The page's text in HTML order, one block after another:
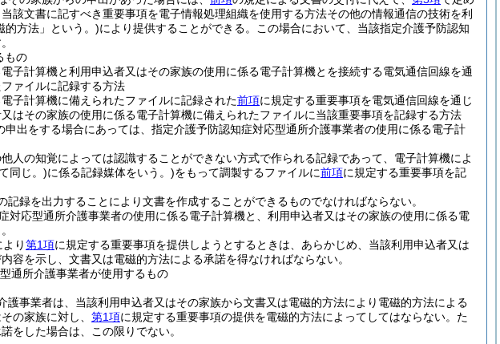
該文書に記すべき重要事項を電子情報処理組織を使用する方法その他の情報通信の技術を利
的方法」という。)により提供することができる。
この場合において、当該指定介護予防認知
もの
子計算機と利用申込者又はその家族の使用に係る電子計算機とを接続する電気通信回線を通
ァイルに記録する方法
子計算機に備えられたファイルに記録された前項に規定する重要事項を電気通信回線を通じ
はその家族の使用に係る電子計算機に備えられたファイルに当該重要事項を記録する方法
出をする場合にあっては、指定介護予防認知症対応型通所介護事業者の使用に係る電子計
人の知覚によっては認識することができない方式で作られる記録であって、電子計算機によ
同じ。)に係る記録媒体をいう。)をもって調製するファイルに前項に規定する重要事項を記
録を出力することにより文書を作成することができるものでなければならない。
対応型通所介護事業者の使用に係る電子計算機と、利用申込者又はその家族の使用に係る電
り第1項に規定する重要事項を提供しようとするときは、あらかじめ、当該利用申込者又は
容を示し、文書又は電磁的方法による承諾を得なければならない。
通所介護事業者が使用するもの
事業者は、当該利用申込者又はその家族から文書又は電磁的方法により電磁的方法による
の家族に対し、 第1項に規定する重要事項の提供を電磁的方法によってしてはならない。 た
をした場合は、この限りでない。